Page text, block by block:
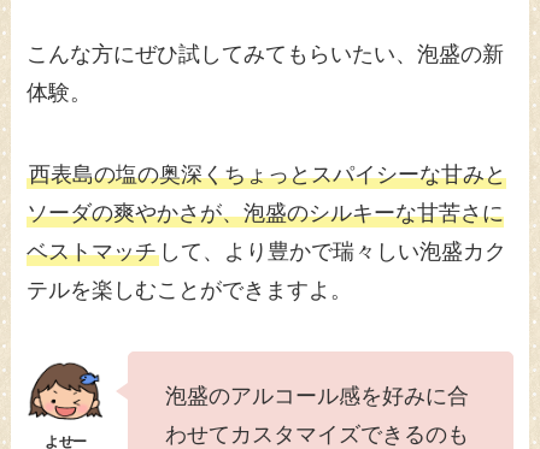
こんな方にぜひ試してみてもらいたい、泡盛の新
体験。
西表島の塩の奥深くちょっとスパイシーな甘みと
ソーダの爽やかさが、泡盛のシルキーな甘苦さに
ベストマッチ して、より豊かで瑞々しい泡盛カク
テルを楽しむことができますよ。
泡盛のアルコール感を好みに合
わせてカスタマイズできるのも